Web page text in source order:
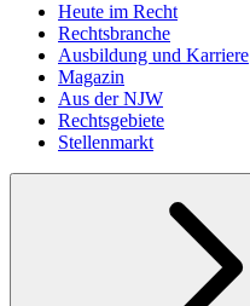
Heute im Recht
Rechtsbranche
Ausbildung und Karriere
Magazin
Aus der NJW
Rechtsgebiete
Stellenmarkt